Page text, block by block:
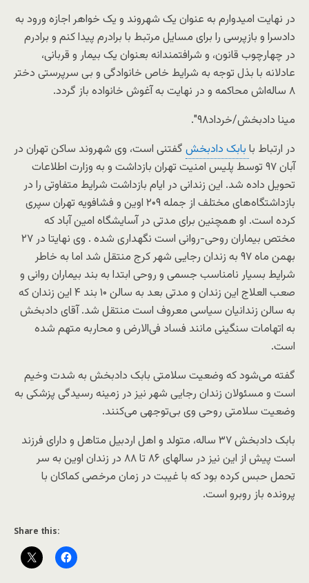
در نهایت امیدوارم به عنوان یک شهروند و یک خواهر اجازه ورود به
دادسرا و بازپرسی را برای مسایل مرتبط با برادرم پیدا کنم و برادرم
در چهارچوب قانون، و شرافتمندانه بعنوان یک بیمار و قربانی،
عادلانه با بذل توجه به شرایط خاص خانوادگی و بی سرپرستی دختر
۸ ساله‌اش محاکمه و در نهایت به آغوش خانواده باز گردد.
مینا دادبخش/خرداد۹۸″.
در ارتباط با بابک دادبخش گفتنی است، وی شهروند ساکن تهران در
آبان ۹۷ توسط پلیس امنیت تهران بازداشت و به وزارت اطلاعات
تحویل داده شد. این زندانی در ایام بازداشت شرایط متفاوتی را در
بازداشتگاه‌های مختلف از جمله ۲۰۹ اوین و فشافویه تهران سپری
کرده است. او همچنین برای مدتی در آسایشگاه امین آباد که
مختص بیماران روحی-روانی است نگهداری شده . وی نهایتا در ۲۷
بهمن ماه ۹۷ به زندان رجایی شهر کرج منتقل شد اما به خاطر
شرایط بسیار نامناسب جسمی و روحی ابتدا به بند بیماران روانی و
صعب العلاج این زندان و مدتی بعد به سالن ۱۰ بند ۴ این زندان که
به سالن زندانیان سیاسی معروف است منتقل شد. آقای دادبخش
به اتهامات سنگینی مانند فساد فی‌الارض و محاربه متهم شده
است.
گفته می‌شود که وضعیت سلامتی بابک دادبخش به شدت وخیم
است و مسئولان زندان رجایی شهر نیز در زمینه رسیدگی پزشکی به
وضعیت سلامتی روحی وی بی‌توجهی می‌کنند.
بابک دادبخش ۳۷ ساله، متولد و اهل اردبیل متاهل و دارای فرزند
است پیش از این نیز در سالهای ۸۶ تا ۸۸ در زندان اوین به سر
تحمل حبس کرده بود که با غیبت در زمان مرخصی کماکان با
پرونده باز روبرو است.
Share this: